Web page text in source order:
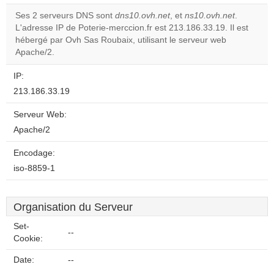
correctly.
Do you
own this
Ses 2 serveurs DNS sont dns10.ovh.net, et ns10.ovh.net.
L'adresse IP de Poterie-merccion.fr est 213.186.33.19. Il est
hébergé par Ovh Sas Roubaix, utilisant le serveur web
Apache/2.
IP:
213.186.33.19
Serveur Web:
Apache/2
Encodage:
iso-8859-1
Organisation du Serveur
Set-
Cookie:
--
Date: --